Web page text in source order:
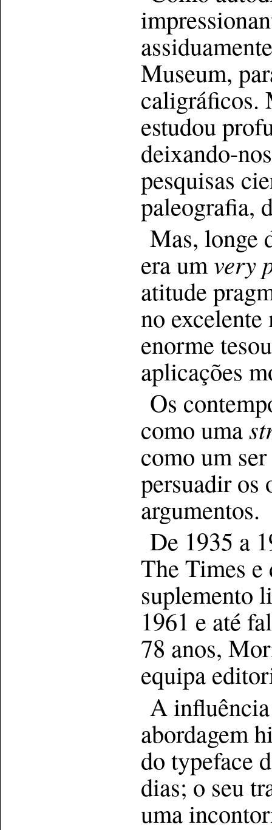
Museum,
estudou
deixando-
pesquisas
paleografia,
Mas, longe
era umvery
atitude
no
enorme
aplicações
Os
como uma
como um
persuadir os
argumentos.
De 1935 a
The Times e
suplemento
1961 e até
78 anos,
equipa
A
abordagem
do typeface
dias; o seu
uma